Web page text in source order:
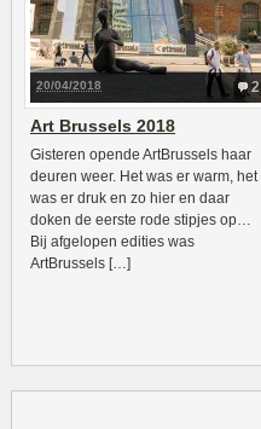
2
20/04/2018
Art Brussels 2018
Gisteren opende ArtBrussels haar
deuren weer. Het was er warm, het
was er druk en zo hier en daar
doken de eerste rode stipjes op…
Bij afgelopen edities was
ArtBrussels […]